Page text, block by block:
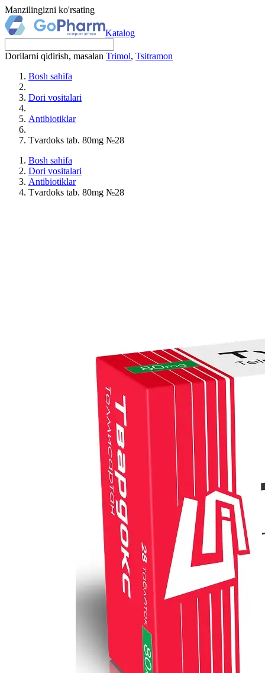
Manzilingizni ko'rsating
Katalog
Dorilarni qidirish, masalan Trimol, Tsitramon
Bosh sahifa
Dori vositalari
Antibiotiklar
Tvardoks tab. 80mg №28
Bosh sahifa
Dori vositalari
Antibiotiklar
Tvardoks tab. 80mg №28